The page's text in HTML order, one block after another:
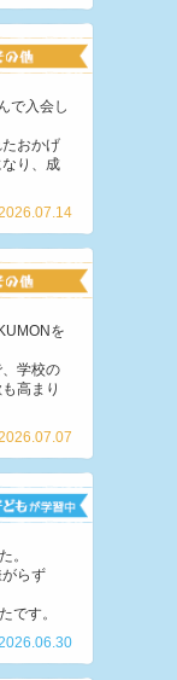
で入会し
おかげ
り、成
を
学校の
高まり
。
らず
です。